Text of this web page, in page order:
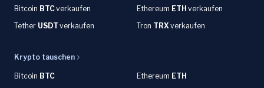
Bitcoin BTCverkaufen Ethereum ETH verkaufen
Tether USDT verkaufen Tron TRXverkaufen
Krypto tauschen
Bitcoin BTC Ethereum ETH